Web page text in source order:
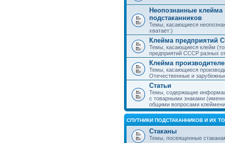
Неопознанные клейма
подстаканников
Темы, касающиеся
хватает:)
Клейма предприятий
Темы, касающиеся клейм
предприятий СССР разных
Клейма
Темы, касающиеся
Отечественные и
Статьи
Темы, содержащие
с товарными знаками
общими вопросами
СПУТНИКИ ПОДСТАКАННИКОВ И ИХ
Стаканы
Темы, посвященные